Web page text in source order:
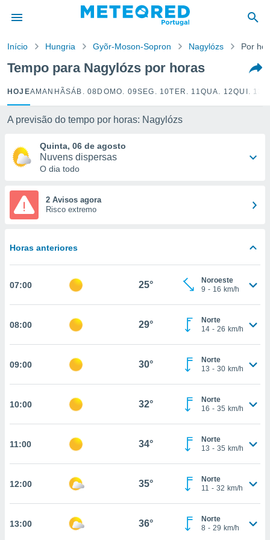
da
foi
as
fornecidas
forma
digital
recolhidas
permite-
de alta
a
o
como
e
CONFIGURAÇÕES
Início Hungria Gyõr-Moson-Sopron Nagylózs Por
Tempo para Nagylózs por horas
HOJEAMANHÃSÁB. 08 DOMO. 09SEG. 10TER. 11QUA. 12QUI. 13
A previsão do tempo por horas: Nagylózs
Quinta, 06 de agosto
Nuvens dispersas
O dia todo
2 Avisos agora
Risco extremo
Horas anteriores
07:00 25°
Noroeste
9 - 16 km/h
08:00 29°
Norte
14 - 26 km/h
09:00 30°
Norte
13 - 30 km/h
10:00 32°
Norte
16 - 35 km/h
11:00 34°
Norte
13 - 35 km/h
12:00 35°
Norte
11 - 32 km/h
13:00 36°
Norte
8 - 29 km/h